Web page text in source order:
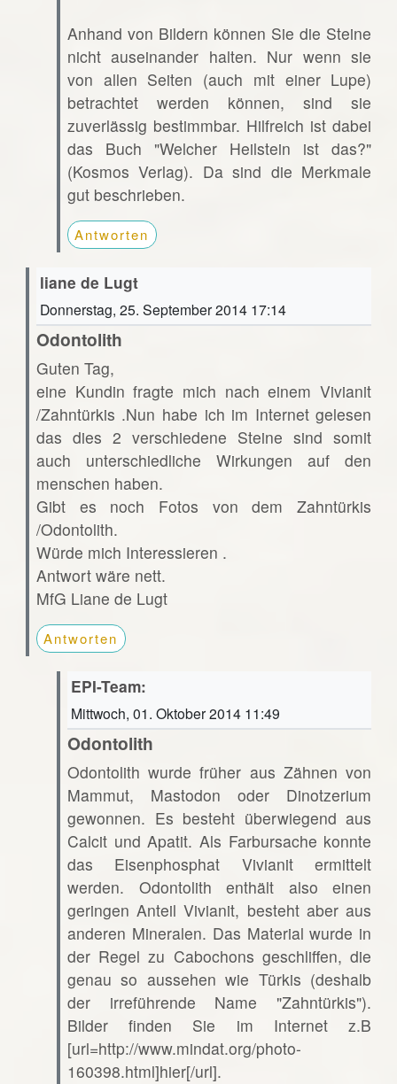
Anhand von Bildern können Sie die Steine
nicht auseinander halten. Nur wenn sie
von allen Seiten (auch mit einer Lupe)
betrachtet werden können, sind sie
zuverlässig bestimmbar. Hilfreich ist dabei
das Buch "Welcher Heilstein ist das?"
(Kosmos Verlag). Da sind die Merkmale
gut beschrieben.
Antworten
liane de Lugt
Donnerstag, 25. September 2014 17:14
Odontolith
Guten Tag,
eine Kundin fragte mich nach einem Vivianit
/Zahntürkis .Nun habe ich im Internet gelesen
das dies 2 verschiedene Steine sind somit
auch unterschiedliche Wirkungen auf den
menschen haben.
Gibt es noch Fotos von dem Zahntürkis
/Odontolith.
Würde mich Interessieren .
Antwort wäre nett.
MfG Liane de Lugt
Antworten
EPI-Team:
Mittwoch, 01. Oktober 2014 11:49
Odontolith
Odontolith wurde früher aus Zähnen von
Mammut, Mastodon oder Dinotzerium
gewonnen. Es besteht überwiegend aus
Calcit und Apatit. Als Farbursache konnte
das Eisenphosphat Vivianit ermittelt
werden. Odontolith enthält also einen
geringen Anteil Vivianit, besteht aber aus
anderen Mineralen. Das Material wurde in
der Regel zu Cabochons geschliffen, die
genau so aussehen wie Türkis (deshalb
der irreführende Name "Zahntürkis").
Bilder finden Sie im Internet z.B
[url=http://www.mindat.org/photo-
160398.html]hier[/url].